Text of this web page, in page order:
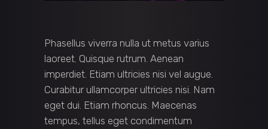
Phasellus viverra nulla ut metus varius
laoreet. Quisque rutrum. Aenean
imperdiet. Etiam ultricies nisi vel augue.
Curabitur ullamcorper ultricies nisi. Nam
eget dui. Etiam rhoncus. Maecenas
tempus, tellus eget condimentum